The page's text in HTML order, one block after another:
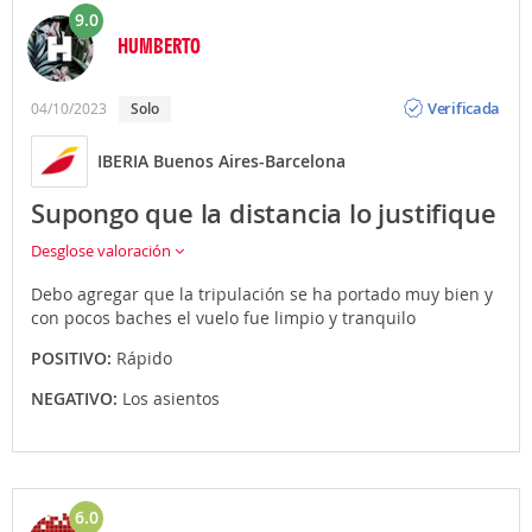
9.0
HUMBERTO
04/10/2023 Solo
Verificada
IBERIA Buenos Aires-Barcelona
Supongo que la distancia lo justifique
Desglose valoración
Debo agregar que la tripulación se ha portado muy bien y
con pocos baches el vuelo fue limpio y tranquilo
POSITIVO: Rápido
NEGATIVO: Los asientos
6.0